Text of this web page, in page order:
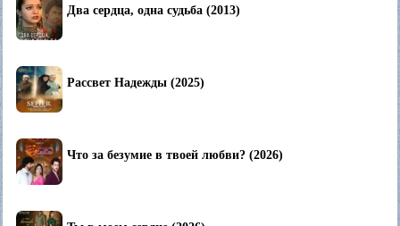
Два сердца, одна судьба (2013)
Рассвет Надежды (2025)
Что за безумие в твоей любви? (2026)